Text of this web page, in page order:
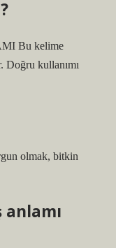
Bu kelime
Doğru kullanımı
olmak, bitkin